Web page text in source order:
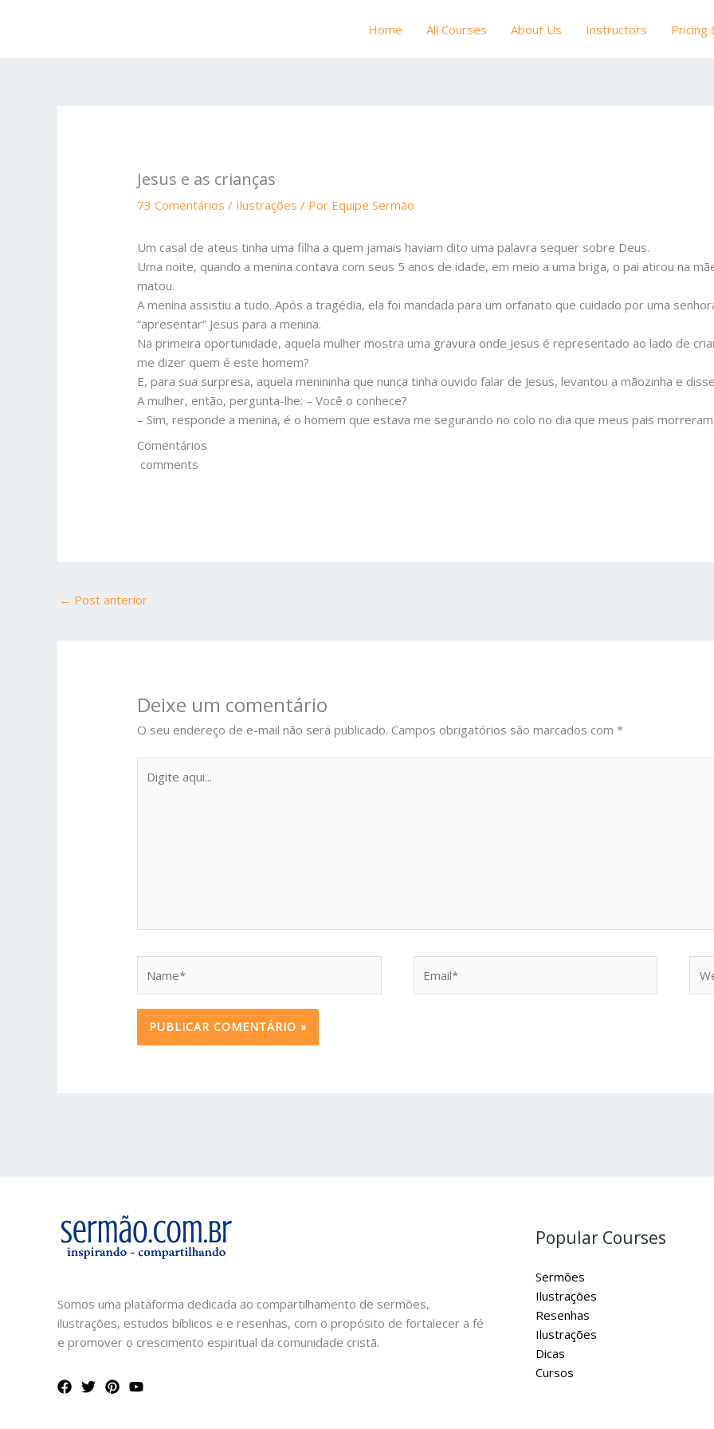
Home All Courses About Us Instructors Pricing
Jesus e as crianças
73 Comentários / Ilustrações / Por Equipe Sermão
Um casal de ateus tinha uma filha a quem jamais haviam dito uma palavra sequer sobre Deus.
Uma noite, quando a menina contava com seus 5 anos de idade, em meio a uma briga, o pai atirou na
matou.
A menina assistiu a tudo. Após a tragédia, ela foi mandada para um orfanato que cuidado por uma
“apresentar” Jesus para a menina.
Na primeira oportunidade, aquela mulher mostra uma gravura onde Jesus é representado ao lado de
me dizer quem é este homem?
E, para sua surpresa, aquela menininha que nunca tinha ouvido falar de Jesus, levantou a mãozinha e
A mulher, então, pergunta-lhe: – Você o conhece?
– Sim, responde a menina, é o homem que estava me segurando no colo no dia que meus pais
Comentários
comments
← Post anterior
Deixe um comentário
O seu endereço de e-mail não será publicado. Campos obrigatórios são marcados com*
aqui...
Somos uma plataforma dedicada ao compartilhamento de sermões,
ilustrações, estudos bíblicos e e resenhas, com o propósito de fortalecer a fé
e promover o crescimento espiritual da comunidade cristã.
Popular Courses
Sermões
Ilustrações
Resenhas
Ilustrações
Dicas
Cursos